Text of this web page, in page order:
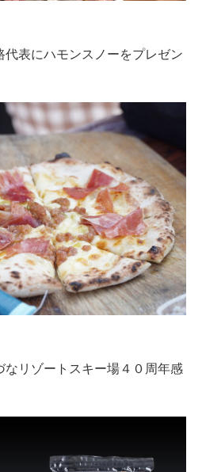
表にハモンスノーをプレゼン
なリゾートスキー場４０周年感